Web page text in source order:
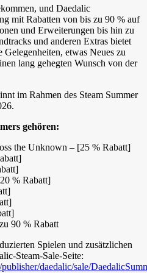
und Daedalic
mit Rabatten von bis zu 90 % auf
und Erweiterungen bis hin zu
und anderen Extras bietet
etwas Neues zu
lang gehegten Wunsch von der
im Rahmen des Steam Summer
gehören:
the Unknown – [25 % Rabatt]
% Rabatt]
90 % Rabatt
Spielen und zusätzlichen
Steam-Sale-Seite:
daedalic/sale/